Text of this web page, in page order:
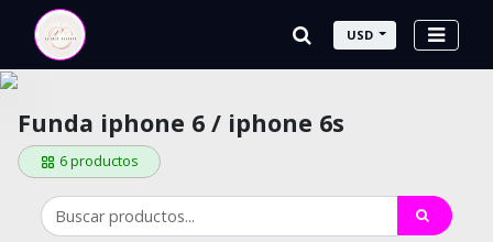
USD
Funda iphone 6 / iphone 6s
6 productos